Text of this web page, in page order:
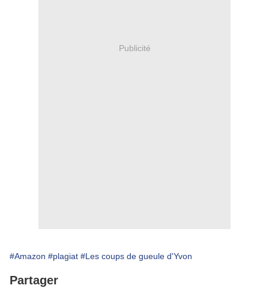
Publicité
#Amazon #plagiat #Les coups de gueule d'Yvon
Partager